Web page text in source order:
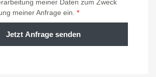
meiner Daten zum Zweck
meiner Anfrage ein. *
Jetzt Anfrage senden